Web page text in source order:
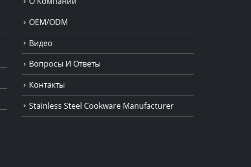
OEM/ODM
Видео
Вопросы И Ответы
Контакты
Stainless Steel Cookware Manufacturer